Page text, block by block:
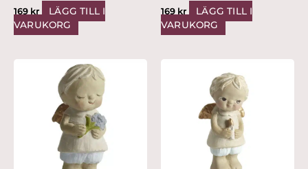
169 kr
LÄGG TILL I
VARUKORG
169 kr
LÄGG TILL I
VARUKORG